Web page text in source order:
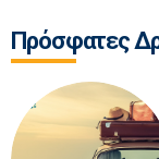
Πρόσφατες